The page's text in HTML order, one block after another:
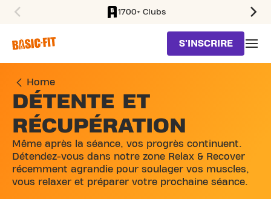
1700+ Clubs
S'INSCRIRE
Home
DÉTENTE ET
RÉCUPÉRATION
Même après la séance, vos progrès continuent.
Détendez-vous dans notre zone Relax & Recover
récemment agrandie pour soulager vos muscles,
vous relaxer et préparer votre prochaine séance.